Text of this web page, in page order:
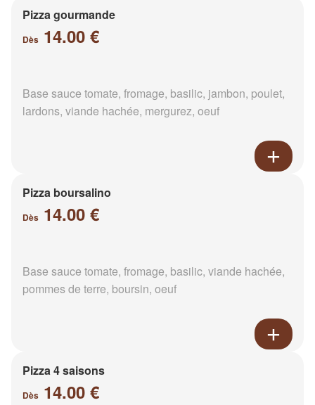
Pizza gourmande
Dès 14.00 €
Base sauce tomate, fromage, basilic, jambon, poulet,
lardons, viande hachée, mergurez, oeuf
Pizza boursalino
Dès 14.00 €
Base sauce tomate, fromage, basilic, viande hachée,
pommes de terre, boursin, oeuf
Pizza 4 saisons
Dès 14.00 €